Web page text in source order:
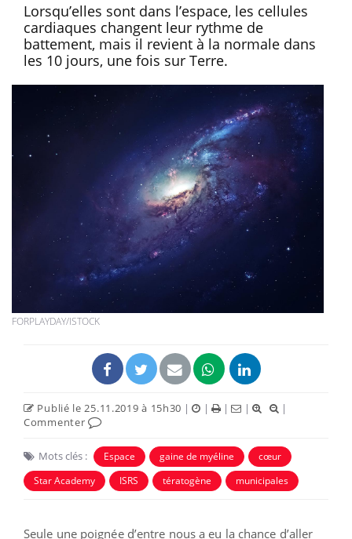
Lorsqu’elles sont dans l’espace, les cellules
cardiaques changent leur rythme de
battement, mais il revient à la normale dans
les 10 jours, une fois sur Terre.
FORPLAYDAY/ISTOCK
Publié le 25.11.2019 à 15h30 | | | |
|
Commenter
Mots clés : Espace gaine de myéline
cœur
Star Academy
ISRS tératogène municipales
Seule une poignée d’entre nous a eu la chance d’aller